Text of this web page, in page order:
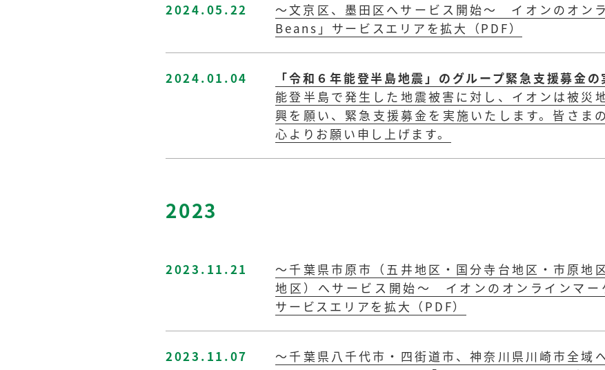
2024.05.22
～文京区、墨田区へサービス開始～ イオンのオン
Beans」サービスエリアを拡大（PDF）
2024.01.04
「令和６年能登半島地震」のグループ緊急支援募金の
能登半島で発生した地震被害に対し、イオンは被災
興を願い、緊急支援募金を実施いたします。皆さま
心よりお願い申し上げます。
2023
2023.11.21
～千葉県市原市（五井地区・国分寺台地区・市原地
地区）へサービス開始～ イオンのオンラインマー
サービスエリアを拡大（PDF）
2023.11.07
～千葉県八千代市・四街道市、神奈川県川崎市全